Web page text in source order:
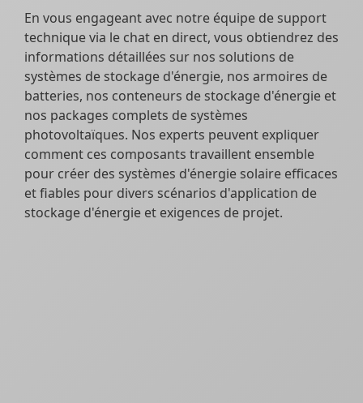
En vous engageant avec notre équipe de support
technique via le chat en direct, vous obtiendrez des
informations détaillées sur nos solutions de
systèmes de stockage d'énergie, nos armoires de
batteries, nos conteneurs de stockage d'énergie et
nos packages complets de systèmes
photovoltaïques. Nos experts peuvent expliquer
comment ces composants travaillent ensemble
pour créer des systèmes d'énergie solaire efficaces
et fiables pour divers scénarios d'application de
stockage d'énergie et exigences de projet.